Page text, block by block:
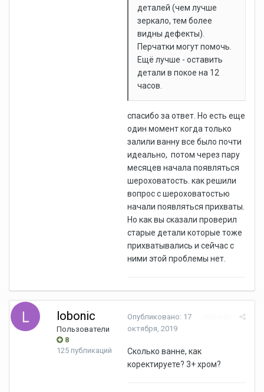
деталей (чем лучше
зеркало, тем более
видны дефекты).
Перчатки могут помочь.
Ещё лучше - оставить
детали в покое на 12
часов.
спасибо за ответ. Но есть еще
один момент когда только
залили ванну все было почти
идеально, потом через пару
месяцев начала появляться
шероховатость. как решили
вопрос с шероховатостью
начали появляться прихваты.
Но как вы сказали проверил
старые детали которые тоже
прихватывались и сейчас с
ними этой проблемы нет.
lobonic
Пользователи
8
125 публикаций
Опубликовано: 17
октября, 2019
Сколько ванне, как
коректируете? 3+ хром?